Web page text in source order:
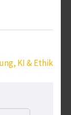
KI & Ethik